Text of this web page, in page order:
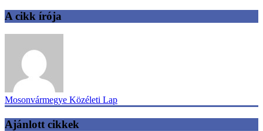
A cikk írója
Mosonvármegye Közéleti Lap
Ajánlott cikkek